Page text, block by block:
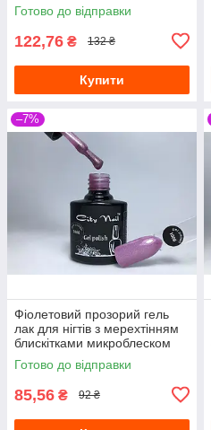
Готово до відправки
122,76 ₴ 132 ₴
Купити
–7%
Фіолетовий прозорий гель
лак для нігтів з мерехтінням
блискітками микроблеском
шиммером глітером City Nail
1006
Готово до відправки
85,56 ₴ 92 ₴